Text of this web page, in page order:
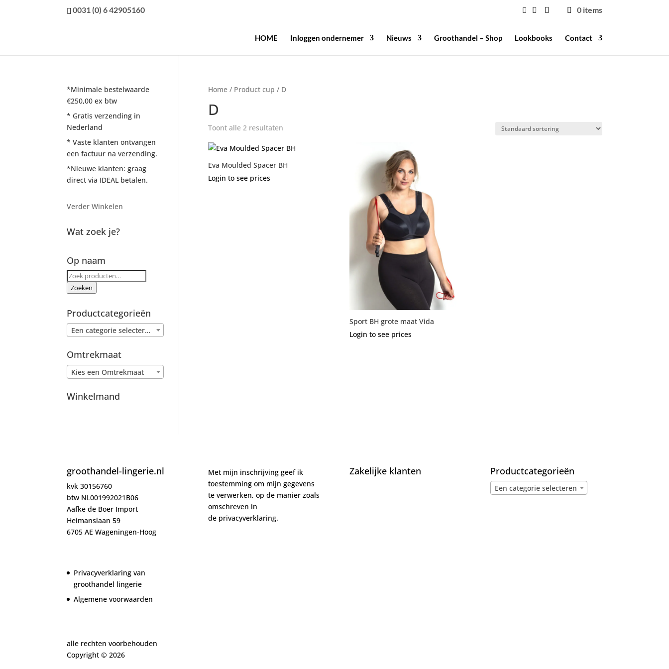
0031 (0) 6 42905160 0 items
HOME Inloggen ondernemer Nieuws Groothandel – Shop Lookbooks Contact
Home/ Product cup / D
D
Toont alle 2 resultaten
Eva Moulded Spacer BH
Login to see prices
Sport BH grote maat Vida
Login to see prices
*Minimale bestelwaarde
€250,00 ex btw
* Gratis verzending in
Nederland
* Vaste klanten ontvangen
een factuur na verzending.
*Nieuwe klanten: graag
direct via IDEAL betalen.
Verder Winkelen
Wat zoek je?
Op naam
Zoeken
naar:
Zoeken
Productcategorieën
Een categorie selecteren
Omtrekmaat
Kies een Omtrekmaat
Winkelmand
groothandel-lingerie.nl
kvk 30156760
btw NL001992021B06
Aafke de Boer Import
Heimanslaan 59
6705 AE Wageningen-Hoog
Privacyverklaring van
groothandel lingerie
Algemene voorwaarden
alle rechten voorbehouden
Copyright ©2026
Met mijn inschrijving geef ik
toestemming om mijn gegevens
te verwerken, op de manier zoals
omschreven in
de privacyverklaring.
Zakelijke klanten Productcategorieën
Een categorie selecteren